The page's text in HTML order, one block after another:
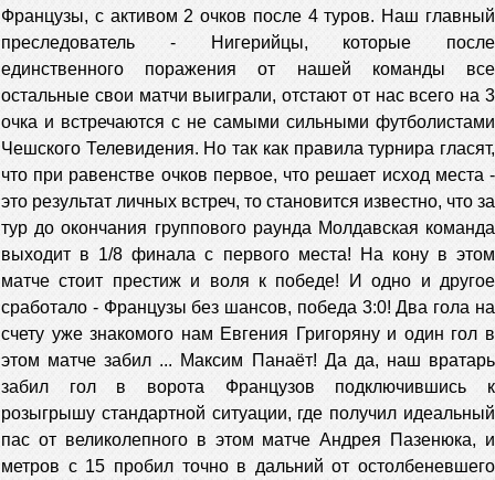
Французы, с активом 2 очков после 4 туров. Наш главный
преследователь - Нигерийцы, которые после
единственного поражения от нашей команды все
остальные свои матчи выиграли, отстают от нас всего на 3
очка и встречаются с не самыми сильными футболистами
Чешского Телевидения. Но так как правила турнира гласят,
что при равенстве очков первое, что решает исход места -
это результат личных встреч, то становится известно, что за
тур до окончания группового раунда Молдавская команда
выходит в 1/8 финала с первого места! На кону в этом
матче стоит престиж и воля к победе! И одно и другое
сработало - Французы без шансов, победа 3:0! Два гола на
счету уже знакомого нам Евгения Григоряну и один гол в
этом матче забил ... Максим Панаёт! Да да, наш вратарь
забил гол в ворота Французов подключившись к
розыгрышу стандартной ситуации, где получил идеальный
пас от великолепного в этом матче Андрея Пазенюка, и
метров с 15 пробил точно в дальний от остолбеневшего